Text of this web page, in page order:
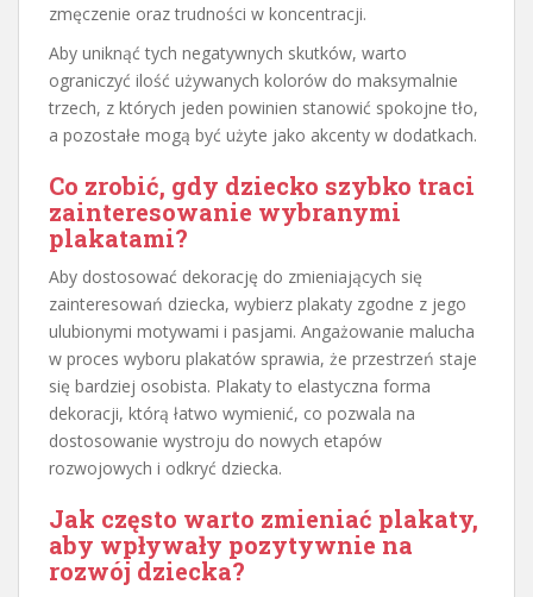
zmęczenie oraz trudności w koncentracji.
Aby uniknąć tych negatywnych skutków, warto
ograniczyć ilość używanych kolorów do maksymalnie
trzech, z których jeden powinien stanowić spokojne tło,
a pozostałe mogą być użyte jako akcenty w dodatkach.
Co zrobić, gdy dziecko szybko traci
zainteresowanie wybranymi
plakatami?
Aby dostosować dekorację do zmieniających się
zainteresowań dziecka, wybierz plakaty zgodne z jego
ulubionymi motywami i pasjami. Angażowanie malucha
w proces wyboru plakatów sprawia, że przestrzeń staje
się bardziej osobista. Plakaty to elastyczna forma
dekoracji, którą łatwo wymienić, co pozwala na
dostosowanie wystroju do nowych etapów
rozwojowych i odkryć dziecka.
Jak często warto zmieniać plakaty,
aby wpływały pozytywnie na
rozwój dziecka?